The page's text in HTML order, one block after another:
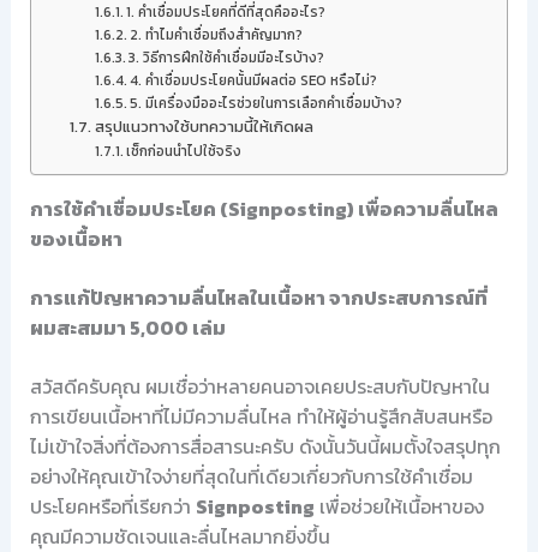
1. คำเชื่อมประโยคที่ดีที่สุดคืออะไร?
2. ทำไมคำเชื่อมถึงสำคัญมาก?
3. วิธีการฝึกใช้คำเชื่อมมีอะไรบ้าง?
4. คำเชื่อมประโยคนั้นมีผลต่อ SEO หรือไม่?
5. มีเครื่องมืออะไรช่วยในการเลือกคำเชื่อมบ้าง?
สรุปแนวทางใช้บทความนี้ให้เกิดผล
เช็กก่อนนำไปใช้จริง
การใช้คำเชื่อมประโยค (Signposting) เพื่อความลื่นไหล
ของเนื้อหา
การแก้ปัญหาความลื่นไหลในเนื้อหา จากประสบการณ์ที่
ผมสะสมมา 5,000 เล่ม
สวัสดีครับคุณ ผมเชื่อว่าหลายคนอาจเคยประสบกับปัญหาใน
การเขียนเนื้อหาที่ไม่มีความลื่นไหล ทำให้ผู้อ่านรู้สึกสับสนหรือ
ไม่เข้าใจสิ่งที่ต้องการสื่อสารนะครับ ดังนั้นวันนี้ผมตั้งใจสรุปทุก
อย่างให้คุณเข้าใจง่ายที่สุดในที่เดียวเกี่ยวกับการใช้คำเชื่อม
ประโยคหรือที่เรียกว่า Signposting เพื่อช่วยให้เนื้อหาของ
คุณมีความชัดเจนและลื่นไหลมากยิ่งขึ้น